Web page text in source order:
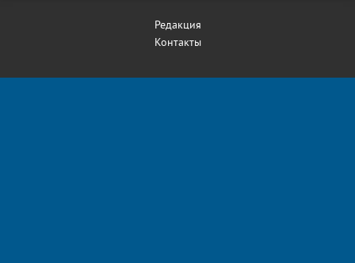
Редакция
Контакты